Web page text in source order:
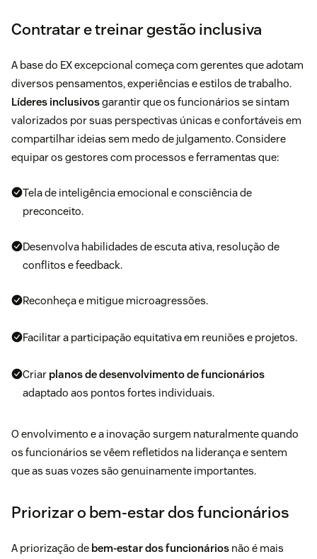
Contratar e treinar gestão inclusiva
A base do EX excepcional começa com gerentes que adotam
diversos pensamentos, experiências e estilos de trabalho.
Líderes inclusivosgarantir que os funcionários se sintam
valorizados por suas perspectivas únicas e confortáveis ​​em
compartilhar ideias sem medo de julgamento. Considere
equipar os gestores com processos e ferramentas que:
Tela de inteligência emocional e consciência de
preconceito.
Desenvolva habilidades de escuta ativa, resolução de
conflitos e feedback.
Reconheça e mitigue microagressões.
Facilitar a participação equitativa em reuniões e projetos.
Criar planos de desenvolvimento de funcionários
adaptado aos pontos fortes individuais.
O envolvimento e a inovação surgem naturalmente quando
os funcionários se vêem refletidos na liderança e sentem
que as suas vozes são genuinamente importantes.
Priorizar o bem-estar dos funcionários
A priorização de bem-estar dos funcionários não é mais